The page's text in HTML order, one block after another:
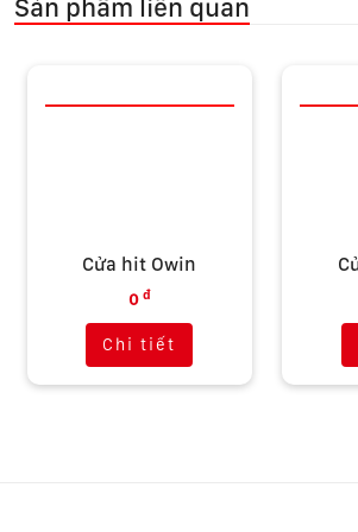
Sản phẩm liên quan
Cửa hit Owin
0 đ
Chi tiết